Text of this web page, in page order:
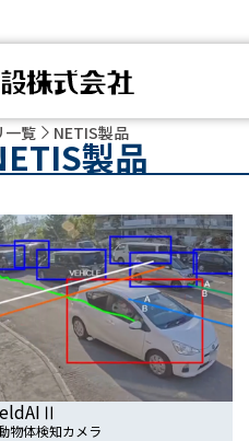
一覧 NETIS製品
製品
物体検知カメラ